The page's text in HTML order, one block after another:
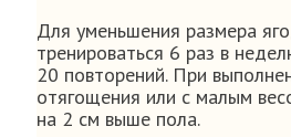
Для уменьшения размера
тренироваться 6 раз в
20 повторений. При
отягощения или с малым
на 2 см выше пола.